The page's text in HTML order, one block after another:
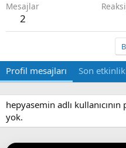
Mesajlar
2
Profil mesajları Son
hepyasemin adlı
yok.